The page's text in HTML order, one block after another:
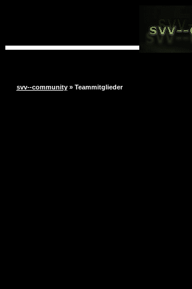
svv--community» Teammitglieder